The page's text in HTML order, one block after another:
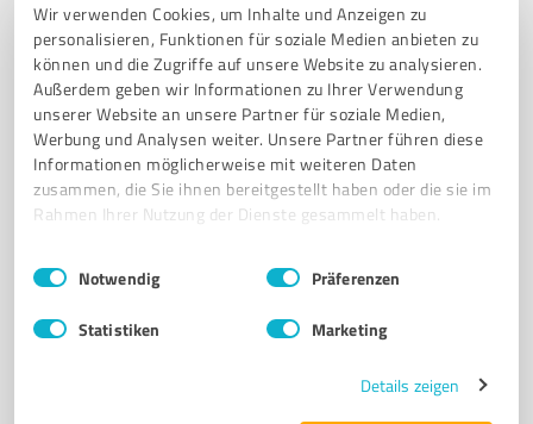
Wir verwenden Cookies, um Inhalte und Anzeigen zu
personalisieren, Funktionen für soziale Medien anbieten zu
können und die Zugriffe auf unsere Website zu analysieren.
Außerdem geben wir Informationen zu Ihrer Verwendung
unserer Website an unsere Partner für soziale Medien,
Werbung und Analysen weiter. Unsere Partner führen diese
Informationen möglicherweise mit weiteren Daten
zusammen, die Sie ihnen bereitgestellt haben oder die sie im
Rahmen Ihrer Nutzung der Dienste gesammelt haben.
Impressum Datenschutzbestimmungen
Einwilligungsauswahl
Notwendig Präferenzen
Statistiken Marketing
Details zeigen
UNFALLINSTANDSETZUNG REIFENWECHSEL
WARTUNGSDIENSTLEISTUNGEN ERSATZTEILE KUNDENZUFRIEDENHEIT
VERL FAHRZEUGSERVICE TRANSPARENTE BERATUNG
Kapellenweg 58B, 33415 Verl
info@gerber-automobile.de gerber-automobile.de/
51Bewertungen (1 Quelle)